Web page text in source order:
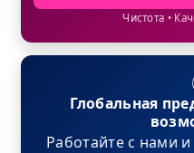
Чистота •
Глобальная
Работайте с нами